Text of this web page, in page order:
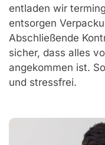
entladen wir
entsorgen
Abschließende
sicher, dass alles
angekommen ist.
und stressfrei.